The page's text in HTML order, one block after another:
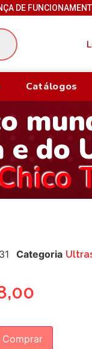
DE
Catálogos
e do
Categoria
Comprar